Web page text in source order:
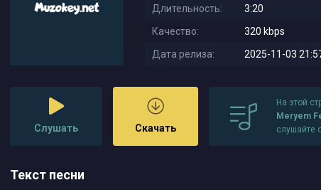
Длительность:
3:20
Качество:
320 kbps
Дата релиза:
2025-11-03
Слушать Скачать
На этой
Meryem
слушайте
Текст песни